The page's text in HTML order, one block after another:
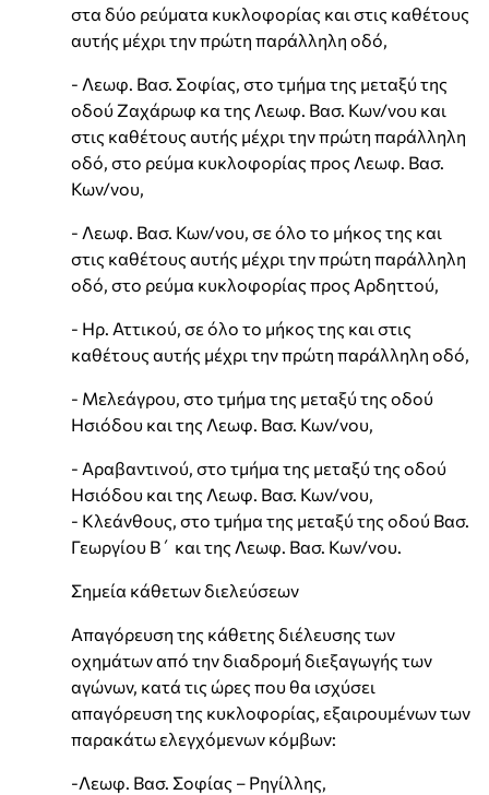
στα δύο ρεύματα κυκλοφορίας και στις καθέτους
αυτής μέχρι την πρώτη παράλληλη οδό,
- Λεωφ. Βασ. Σοφίας, στο τμήμα της μεταξύ της
οδού Ζαχάρωφ κα της Λεωφ. Βασ. Κων/νου και
στις καθέτους αυτής μέχρι την πρώτη παράλληλη
οδό, στο ρεύμα κυκλοφορίας προς Λεωφ. Βασ.
Κων/νου,
- Λεωφ. Βασ. Κων/νου, σε όλο το μήκος της και
στις καθέτους αυτής μέχρι την πρώτη παράλληλη
οδό, στο ρεύμα κυκλοφορίας προς Αρδηττού,
- Ηρ. Αττικού, σε όλο το μήκος της και στις
καθέτους αυτής μέχρι την πρώτη παράλληλη οδό,
- Μελεάγρου, στο τμήμα της μεταξύ της οδού
Ησιόδου και της Λεωφ. Βασ. Κων/νου,
- Αραβαντινού, στο τμήμα της μεταξύ της οδού
Ησιόδου και της Λεωφ. Βασ. Κων/νου,
- Κλεάνθους, στο τμήμα της μεταξύ της οδού Βασ.
Γεωργίου Β΄ και της Λεωφ. Βασ. Κων/νου.
Σημεία κάθετων διελεύσεων
Απαγόρευση της κάθετης διέλευσης των
οχημάτων από την διαδρομή διεξαγωγής των
αγώνων, κατά τις ώρες που θα ισχύσει
απαγόρευση της κυκλοφορίας, εξαιρουμένων των
παρακάτω ελεγχόμενων κόμβων:
-Λεωφ. Βασ. Σοφίας – Ρηγίλλης,